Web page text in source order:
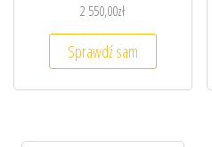
2 550,00zł
Sprawdź sam